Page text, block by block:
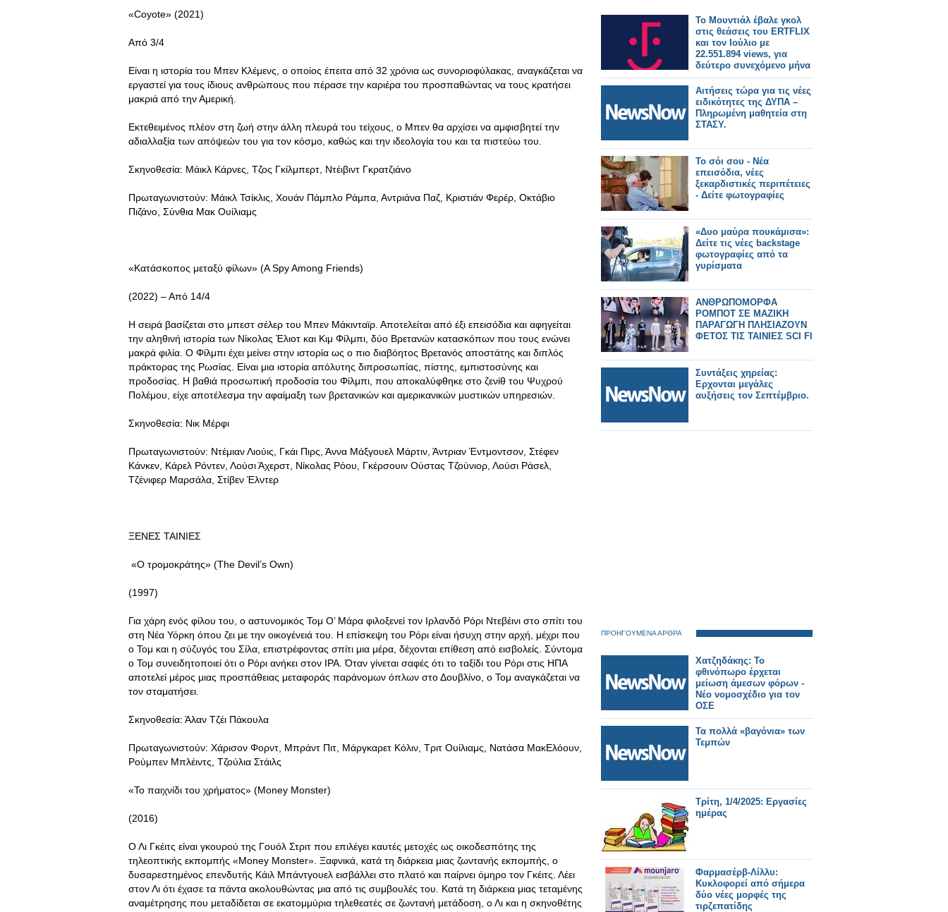
«Coyote» (2021)
Από 3/4
Eίναι η ιστορία του Μπεν Κλέμενς, ο οποίος έπειτα από 32 χρόνια ως συνοριοφύλακας, αναγκάζεται να
εργαστεί για τους ίδιους ανθρώπους που πέρασε την καριέρα του προσπαθώντας να τους κρατήσει
μακριά από την Αμερική.
Εκτεθειμένος πλέον στη ζωή στην άλλη πλευρά του τείχους, ο Μπεν θα αρχίσει να αμφισβητεί την
αδιαλλαξία των απόψεών του για τον κόσμο, καθώς και την ιδεολογία του και τα πιστεύω του.
Σκηνοθεσία: Μάικλ Κάρνες, Τζος Γκίλμπερτ, Ντέιβιντ Γκρατζιάνο
Πρωταγωνιστούν: Μάικλ Τσίκλις, Χουάν Πάμπλο Ράμπα, Αντριάνα Παζ, Κριστιάν Φερέρ, Οκτάβιο
Πιζάνο, Σύνθια Μακ Ουίλιαμς
«Κατάσκοπος μεταξύ φίλων» (A Spy Among Friends)
(2022) – Από 14/4
Η σειρά βασίζεται στο μπεστ σέλερ του Μπεν Μάκινταϊρ. Αποτελείται από έξι επεισόδια και αφηγείται
την αληθινή ιστορία των Νίκολας Έλιοτ και Κιμ Φίλμπι, δύο Βρετανών κατασκόπων που τους ενώνει
μακρά φιλία. Ο Φίλμπι έχει μείνει στην ιστορία ως ο πιο διαβόητος Βρετανός αποστάτης και διπλός
πράκτορας της Ρωσίας. Είναι μια ιστορία απόλυτης διπροσωπίας, πίστης, εμπιστοσύνης και
προδοσίας. Η βαθιά προσωπική προδοσία του Φίλμπι, που αποκαλύφθηκε στο ζενίθ του Ψυχρού
Πολέμου, είχε αποτέλεσμα την αφαίμαξη των βρετανικών και αμερικανικών μυστικών υπηρεσιών.
Σκηνοθεσία: Νικ Μέρφι
Πρωταγωνιστούν: Ντέμιαν Λιούις, Γκάι Πιρς, Άννα Μάξγουελ Μάρτιν, Άντριαν Έντμοντσον, Στέφεν
Κάνκεν, Κάρελ Ρόντεν, Λούσι Άχερστ, Νίκολας Ρόου, Γκέρσουιν Ούστας Τζούνιορ, Λούσι Ράσελ,
Τζένιφερ Μαρσάλα, Στίβεν Έλντερ
ΞΕΝΕΣ ΤΑΙΝΙΕΣ
«Ο τρομοκράτης» (The Devil’s Own)
(1997)
Για χάρη ενός φίλου του, ο αστυνομικός Τομ Ο’ Μάρα φιλοξενεί τον Ιρλανδό Ρόρι Ντεβέινι στο σπίτι του
στη Νέα Υόρκη όπου ζει με την οικογένειά του. Η επίσκεψη του Ρόρι είναι ήσυχη στην αρχή, μέχρι που
ο Τομ και η σύζυγός του Σίλα, επιστρέφοντας σπίτι μια μέρα, δέχονται επίθεση από εισβολείς. Σύντομα
ο Τομ συνειδητοποιεί ότι ο Ρόρι ανήκει στον ΙΡΑ. Όταν γίνεται σαφές ότι το ταξίδι του Ρόρι στις ΗΠΑ
αποτελεί μέρος μιας προσπάθειας μεταφοράς παράνομων όπλων στο Δουβλίνο, ο Τομ αναγκάζεται να
τον σταματήσει.
Σκηνοθεσία: Άλαν Τζέι Πάκουλα
Πρωταγωνιστούν: Χάρισον Φορντ, Μπράντ Πιτ, Μάργκαρετ Κόλιν, Τριτ Ουίλιαμς, Νατάσα ΜακΕλόουν,
Ρούμπεν Μπλέιντς, Τζούλια Στάιλς
«Το παιχνίδι του χρήματος» (Money Monster)
(2016)
Ο Λι Γκέιτς είναι γκουρού της Γουόλ Στριτ που επιλέγει καυτές μετοχές ως οικοδεσπότης της
τηλεοπτικής εκπομπής «Money Monster». Ξαφνικά, κατά τη διάρκεια μιας ζωντανής εκπομπής, ο
δυσαρεστημένος επενδυτής Κάιλ Μπάντγουελ εισβάλλει στο πλατό και παίρνει όμηρο τον Γκέιτς. Λέει
στον Λι ότι έχασε τα πάντα ακολουθώντας μια από τις συμβουλές του. Κατά τη διάρκεια μιας τεταμένης
αναμέτρησης που μεταδίδεται σε εκατομμύρια τηλεθεατές σε ζωντανή μετάδοση, ο Λι και η σκηνοθέτης
Το Μουντιάλ έβαλε γκολ
στις θεάσεις του ERTFLIX
και τον Ιούλιο με
22.551.894 views, για
δεύτερο συνεχόμενο μήνα
Αιτήσεις τώρα για τις νέες
ειδικότητες της ΔΥΠΑ –
Πληρωμένη μαθητεία στη
ΣΤΑΣΥ.
Το σόι σου - Νέα
επεισόδια, νέες
ξεκαρδιστικές περιπέτειες
- Δείτε φωτογραφίες
«Δυο μαύρα πουκάμισα»:
Δείτε τις νέες backstage
φωτογραφίες από τα
γυρίσματα
ΑΝΘΡΩΠΟΜΟΡΦΑ
ΡΟΜΠΟΤ ΣΕ ΜΑΖΙΚΗ
ΠΑΡΑΓΩΓΗ ΠΛΗΣΙΑΖΟΥΝ
ΦΕΤΟΣ ΤΙΣ ΤΑΙΝΙΕΣ SCI FI
Συντάξεις χηρείας:
Ερχονται μεγάλες
αυξήσεις τον Σεπτέμβριο.
ΠΡΟΗΓΟΥΜΕΝΑ ΑΡΘΡΑ
Χατζηδάκης: Το
φθινόπωρο έρχεται
μείωση άμεσων φόρων -
Νέο νομοσχέδιο για τον
ΟΣΕ
Τα πολλά «βαγόνια» των
Τεμπών
Τρίτη, 1/4/2025: Εργασίες
ημέρας
Φαρμασέρβ-Λίλλυ:
Κυκλοφορεί από σήμερα
δύο νέες μορφές της
τιρζεπατίδης